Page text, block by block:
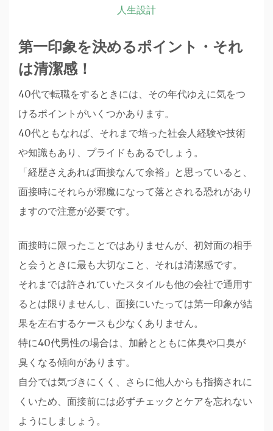
人生設計
第一印象を決めるポイント・それ
は清潔感！
40代で転職をするときには、その年代ゆえに気をつ
けるポイントがいくつかあります。
40代ともなれば、それまで培った社会人経験や技術
や知識もあり、プライドもあるでしょう。
「経歴さえあれば面接なんて余裕」と思っていると、
面接時にそれらが邪魔になって落とされる恐れがあり
ますので注意が必要です。
面接時に限ったことではありませんが、初対面の相手
と会うときに最も大切なこと、それは清潔感です。
それまでは許されていたスタイルも他の会社で通用す
るとは限りませんし、面接にいたっては第一印象が結
果を左右するケースも少なくありません。
特に40代男性の場合は、加齢とともに体臭や口臭が
臭くなる傾向があります。
自分では気づきにくく、さらに他人からも指摘されに
くいため、面接前には必ずチェックとケアを忘れない
ようにしましょう。